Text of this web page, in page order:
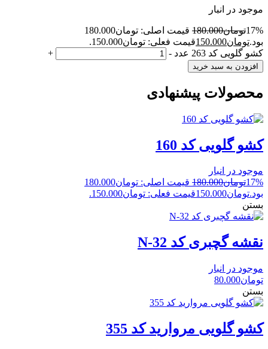
موجود در انبار
17%تومان180.000
قیمت اصلی: تومان180.000
بود.تومان150.000قیمت فعلی: تومان150.000.
کشو گلویی کد 263 عدد
-
+
افزودن به سبد خرید
محصولات پیشنهادی
کشو گلویی کد 160
موجود در انبار
17%تومان180.000
قیمت اصلی: تومان180.000
بود.تومان150.000قیمت فعلی: تومان150.000.
بستن
نقشه گچبری کد N-32
موجود در انبار
تومان80.000
بستن
کشو گلویی مروارید کد 355